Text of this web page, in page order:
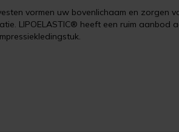
vormen uw bovenlichaam en zorgen
LIPOELASTIC® heeft een ruim aanbod